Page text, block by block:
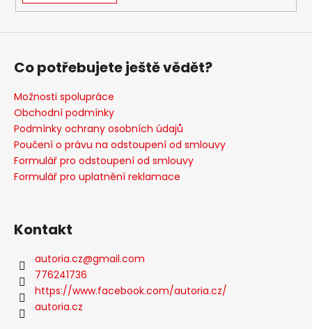
Co potřebujete ještě vědět?
Možnosti spolupráce
Obchodní podmínky
Podmínky ochrany osobních údajů
Poučení o právu na odstoupení od smlouvy
Formulář pro odstoupení od smlouvy
Formulář pro uplatnění reklamace
Kontakt
autoria.cz@gmail.com
776241736
https://www.facebook.com/autoria.cz/
autoria.cz